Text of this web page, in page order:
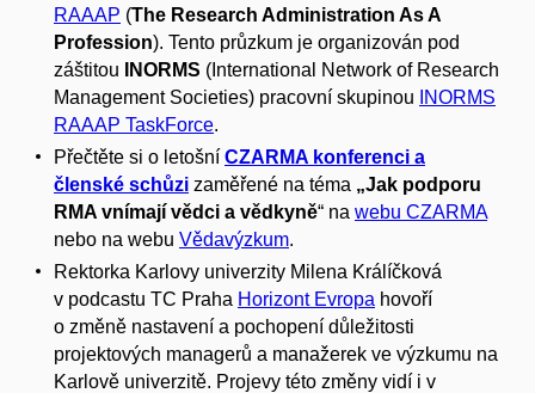
RAAAP (The Research Administration As A
Profession). Tento průzkum je organizován pod
záštitou
INORMS (International Network of Research
Management Societies) pracovní skupinou
INORMS
RAAAP TaskForce.
Přečtěte si o letošní CZARMA konferenci a
členské schůzi zaměřené na téma „Jak podporu
RMA vnímají vědci a vědkyně“ na webu CZARMA
nebo na webu Vědavýzkum.
Rektorka Karlovy univerzity Milena Králíčková
v podcastu TC Praha Horizont Evropa hovoří
o změně nastavení a pochopení důležitosti
projektových managerů a manažerek ve výzkumu na
Karlově univerzitě. Projevy této změny vidí i v